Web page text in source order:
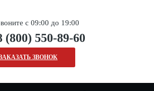
с 09:00 до 19:00
(800) 550-89-60
ЗВОНОК